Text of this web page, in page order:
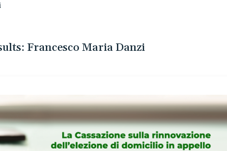
Francesco Maria Danzi